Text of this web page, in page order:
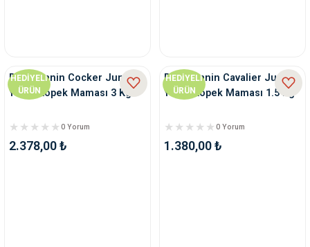
HEDİYELİ
ÜRÜN
Royal Canin Cocker Junior
Yavru Köpek Maması 3 Kg
0 Yorum
2.378,00 ₺
HEDİYELİ
ÜRÜN
Royal Canin Cavalier Junior
Yavru Köpek Maması 1.5 Kg
0 Yorum
1.380,00 ₺